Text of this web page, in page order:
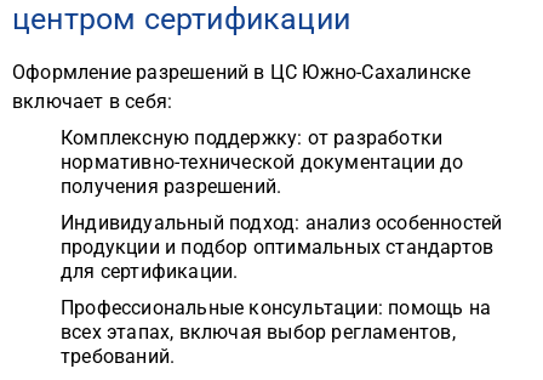
центром сертификации
Оформление разрешений в ЦС Южно-Сахалинске
включает в себя:
Комплексную поддержку: от разработки
нормативно-технической документации до
получения разрешений.
Индивидуальный подход: анализ особенностей
продукции и подбор оптимальных стандартов
для сертификации.
Профессиональные консультации: помощь на
всех этапах, включая выбор регламентов,
требований.